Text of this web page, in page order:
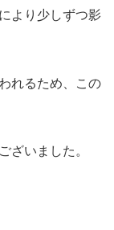
より少しずつ影
れるため、この
ざいました。